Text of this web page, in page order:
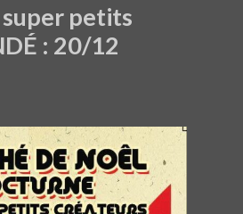
petits
: 20/12